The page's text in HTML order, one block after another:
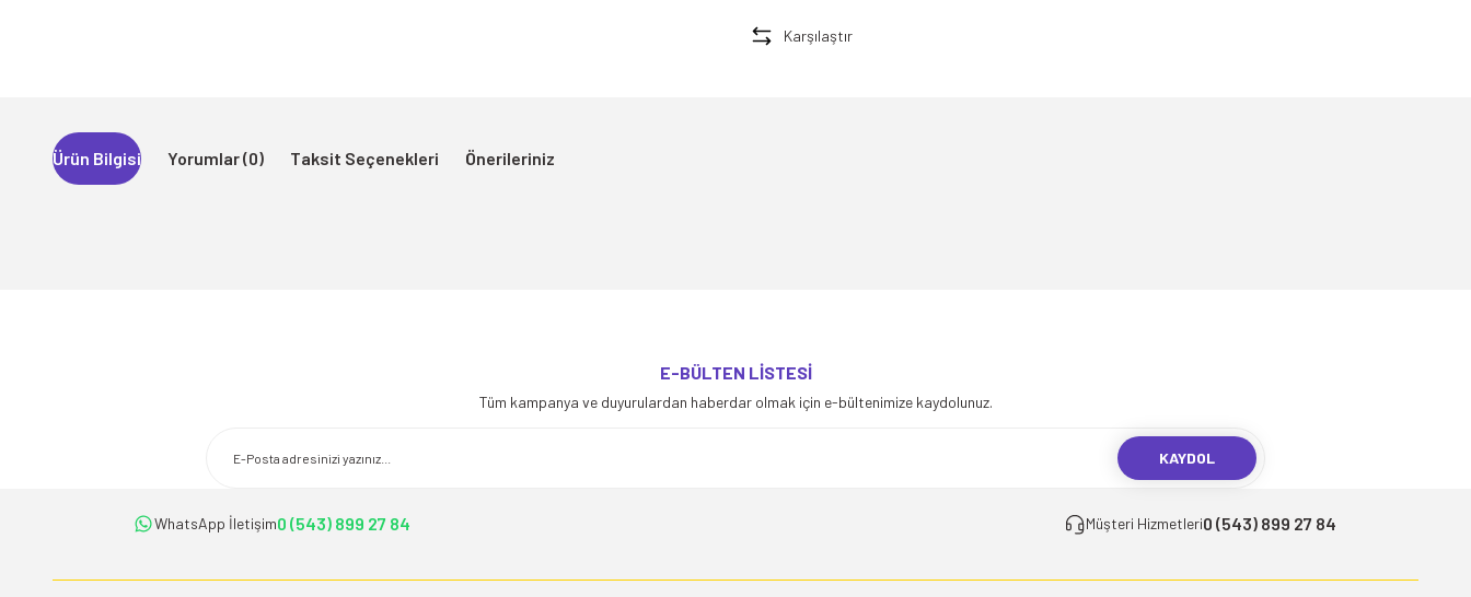
Karşılaştır
Ürün Bilgisi Yorumlar (0) Taksit Seçenekleri Önerileriniz
Ürün açıklamasında eksik bilgiler bulunuyor.
Ürün fiyatı diğer sitelerden daha pahalı.
E-BÜLTEN LİSTESİ
Tüm kampanya ve duyurulardan haberdar olmak için e-bültenimize kaydolunuz.
KAYDOL
WhatsApp İletişim0 (543) 899 27 84 Müşteri Hizmetleri0 (543) 899 27 84